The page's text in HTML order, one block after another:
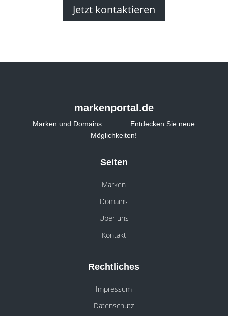
Jetzt kontaktieren
markenportal.de
Marken und Domains. Entdecken Sie neue
Möglichkeiten!
Seiten
Marken
Domains
Über uns
Kontakt
Rechtliches
Impressum
Datenschutz